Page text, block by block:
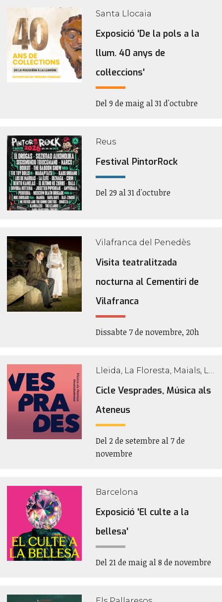
Santa Llocaia
Exposició 'De la pols a la
llum. 40 anys de
col·leccions'
Del 9 de maig al 31 d'octubre
Reus
Festival PintorRock
Del 29 al 31 d'octubre
Vilafranca del Penedès
Visita teatralitzada
nocturna al Cementiri de
Vilafranca
Dissabte 7 de novembre, 20h
Lleida, La Floresta, Maials, La Pobla de Segur, Vilaller
Cicle Vesprades, Música als
Ateneus
Del 2 de setembre al 7 de
novembre
Barcelona
Exposició 'El culte a la
bellesa'
Del 21 de maig al 8 de novembre